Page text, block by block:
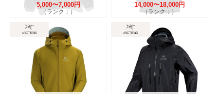
5,000〜7,000円
（ランク：）
14,000〜18,000円
（ランク：）